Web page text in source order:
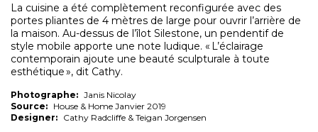
La cuisine a été complètement reconfigurée avec des
portes pliantes de 4 mètres de large pour ouvrir l’arrière de
la maison. Au-dessus de l’îlot Silestone, un pendentif de
style mobile apporte une note ludique. « L’éclairage
contemporain ajoute une beauté sculpturale à toute
esthétique », dit Cathy.
Photographe: Janis Nicolay
Source: House & Home Janvier 2019
Designer: Cathy Radcliffe & Teigan Jorgensen